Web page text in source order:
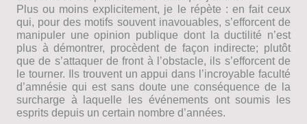
Plus ou moins explicitement, je le répète : en fait ceux
qui, pour des motifs souvent inavouables, s’efforcent de
manipuler une opinion publique dont la ductilité n’est
plus à démontrer, procèdent de façon indirecte; plutôt
que de s’attaquer de front à l’obstacle, ils s’efforcent de
le tourner. Ils trouvent un appui dans l’incroyable faculté
d’amnésie qui est sans doute une conséquence de la
surcharge à laquelle les événements ont soumis les
esprits depuis un certain nombre d’années.